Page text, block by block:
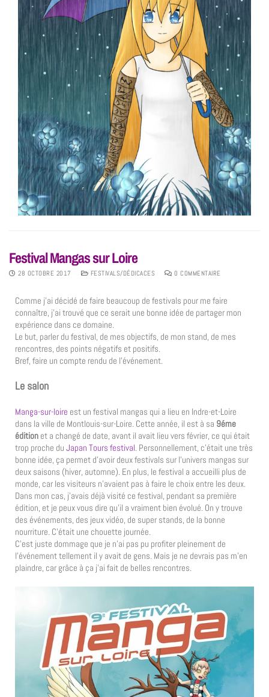
Festival Mangas sur Loire
28 OCTOBRE 2017 FESTIVALS/DÉDICACES 0 COMMENTAIRE
Comme j’ai décidé de faire beaucoup de festivals pour me faire
connaître, j’ai trouvé que ce serait une bonne idée de partager mon
expérience dans ce domaine.
Le but, parler du festival, de mes objectifs, de mon stand, de mes
rencontres, des points négatifs et positifs.
Bref, faire un compte rendu de l’événement.
Le salon
Manga-sur-loire est un festival mangas qui a lieu en Indre-et-Loire
dans la ville de Montlouis-sur-Loire. Cette année, il est à sa 9éme
édition et a changé de date, avant il avait lieu vers février, ce qui était
trop proche du Japan Tours festival. Personnellement, c’était une très
bonne idée, ça permet d’avoir deux festivals sur l’univers mangas sur
deux saisons (hiver, automne). En plus, le festival a accueilli plus de
monde, car les visiteurs n’avaient pas à faire le choix entre les deux.
Dans mon cas, j’avais déjà visité ce festival, pendant sa première
édition, et je peux vous dire qu’il a vraiment bien évolué. On y trouve
des événements, des jeux vidéo, de super stands, de la bonne
nourriture. C’était une chouette journée.
C’est juste dommage que je n’ai pas pu profiter pleinement de
l’événement tellement il y avait de gens. Mais je ne devrais pas m’en
plaindre, car grâce à ça j’ai fait de belles rencontres.